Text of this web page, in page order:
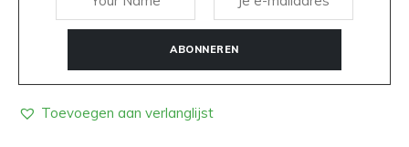
ABONNEREN
Toevoegen aan verlanglijst